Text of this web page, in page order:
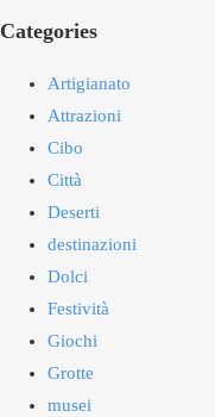
Categories
Artigianato
Attrazioni
Cibo
Città
Deserti
destinazioni
Dolci
Festività
Giochi
Grotte
musei